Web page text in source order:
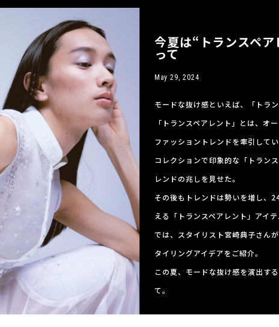
今夏は“トランスペ
って
May 29, 2024
モードな抜け感といえば、「トラン
「トランスペアレント」とは、オ
ファッショントレンドを牽引して
コレクションで印象的な「トラン
レンドの兆しを見せた。
その後もトレンドは勢いを増し、
える「トランスペアレント」アイ
では、スタイリスト宮崎典子さん
タイリングアイデアをご紹介。
この夏、モードな抜け感を演出す
て。